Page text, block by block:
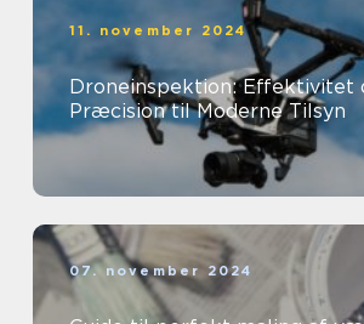
11. november 2024
Droneinspektion: Effektivitet
Præcision til Moderne Tilsyn
07. november 2024